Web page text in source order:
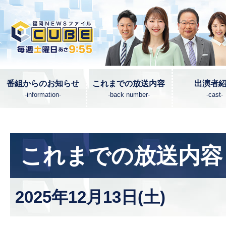
番組からのお知らせ
-information-
これまでの放送内容
-back number-
出演者
-cast-
これまでの放送内容
2025年12月13日(土)